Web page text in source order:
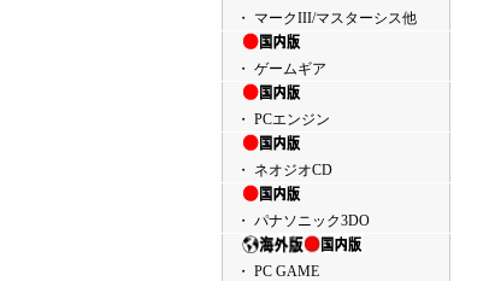
・ マークIII/マスターシス他
・ ゲームギア
・ PCエンジン
・ ネオジオCD
・ パナソニック3DO
・ PC GAME